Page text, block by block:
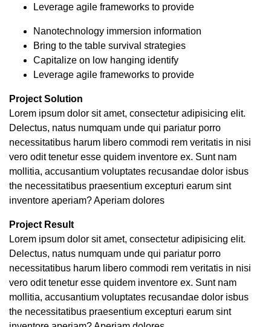
Leverage agile frameworks to provide
Nanotechnology immersion information
Bring to the table survival strategies
Capitalize on low hanging identify
Leverage agile frameworks to provide
Project Solution
Lorem ipsum dolor sit amet, consectetur adipisicing elit.
Delectus, natus numquam unde qui pariatur porro
necessitatibus harum libero commodi rem veritatis in nisi
vero odit tenetur esse quidem inventore ex. Sunt nam
mollitia, accusantium voluptates recusandae dolor isbus
the necessitatibus praesentium excepturi earum sint
inventore aperiam? Aperiam dolores
Project Result
Lorem ipsum dolor sit amet, consectetur adipisicing elit.
Delectus, natus numquam unde qui pariatur porro
necessitatibus harum libero commodi rem veritatis in nisi
vero odit tenetur esse quidem inventore ex. Sunt nam
mollitia, accusantium voluptates recusandae dolor isbus
the necessitatibus praesentium excepturi earum sint